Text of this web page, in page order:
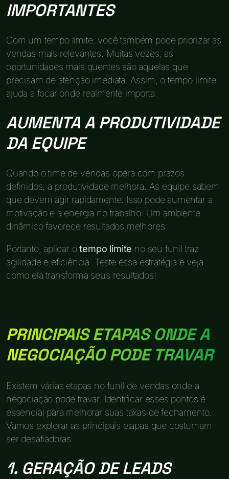
IMPORTANTES
Com um tempo limite, você também pode priorizar as
vendas mais relevantes. Muitas vezes, as
oportunidades mais quentes são aquelas que
precisam de atenção imediata. Assim, o tempo limite
ajuda a focar onde realmente importa.
AUMENTA A PRODUTIVIDADE
DA EQUIPE
Quando o time de vendas opera com prazos
definidos, a produtividade melhora. As equipe sabem
que devem agir rapidamente. Isso pode aumentar a
motivação e a energia no trabalho. Um ambiente
dinâmico favorece resultados melhores.
Portanto, aplicar otempo limite no seu funil traz
agilidade e eficiência. Teste essa estratégia e veja
como ela transforma seus resultados!
PRINCIPAIS ETAPAS ONDE A
NEGOCIAÇÃO PODE TRAVAR
Existem várias etapas no funil de vendas onde a
negociação pode travar. Identificar esses pontos é
essencial para melhorar suas taxas de fechamento.
Vamos explorar as principais etapas que costumam
ser desafiadoras.
1. GERAÇÃO DE LEADS